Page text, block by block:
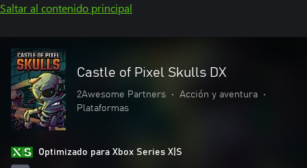
Saltar al contenido principal
Castle of Pixel Skulls DX
2Awesome Partners • Acción y aventura
•
Plataformas
Optimizado para Xbox Series X|S